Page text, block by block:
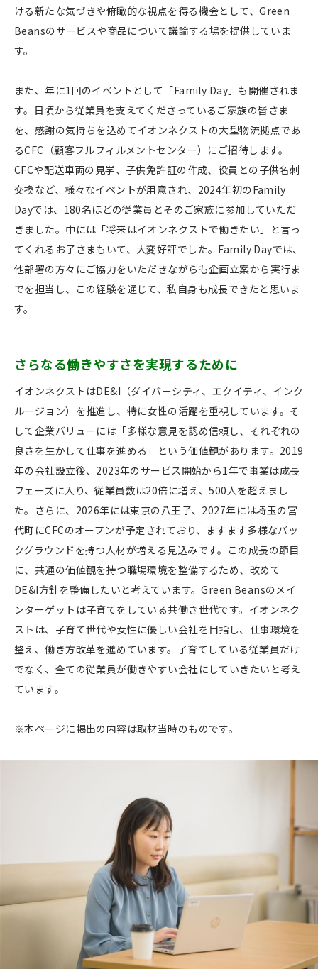
ける新たな気づきや俯瞰的な視点を得る機会として、Green
Beansのサービスや商品について議論する場を提供していま
す。
また、年に1回のイベントとして「Family Day」も開催されま
す。日頃から従業員を支えてくださっているご家族の皆さま
を、感謝の気持ちを込めてイオンネクストの大型物流拠点であ
るCFC（顧客フルフィルメントセンター）にご招待します。
CFCや配送車両の見学、子供免許証の作成、役員との子供名刺
交換など、様々なイベントが用意され、2024年初のFamily
Dayでは、180名ほどの従業員とそのご家族に参加していただ
きました。中には「将来はイオンネクストで働きたい」と言っ
てくれるお子さまもいて、大変好評でした。Family Dayでは、
他部署の方々にご協力をいただきながらも企画立案から実行ま
でを担当し、この経験を通じて、私自身も成長できたと思いま
す。
さらなる働きやすさを実現するために
イオンネクストはDE&I（ダイバーシティ、エクイティ、インク
ルージョン）を推進し、特に女性の活躍を重視しています。そ
して企業バリューには「多様な意見を認め信頼し、それぞれの
良さを生かして仕事を進める」という価値観があります。2019
年の会社設立後、2023年のサービス開始から1年で事業は成長
フェーズに入り、従業員数は20倍に増え、500人を超えまし
た。さらに、2026年には東京の八王子、2027年には埼玉の宮
代町にCFCのオープンが予定されており、ますます多様なバッ
クグラウンドを持つ人材が増える見込みです。この成長の節目
に、共通の価値観を持つ職場環境を整備するため、改めて
DE&I方針を整備したいと考えています。Green Beansのメイ
ンターゲットは子育てをしている共働き世代です。イオンネク
ストは、子育て世代や女性に優しい会社を目指し、仕事環境を
整え、働き方改革を進めています。子育てしている従業員だけ
でなく、全ての従業員が働きやすい会社にしていきたいと考え
ています。
※本ページに掲出の内容は取材当時のものです。